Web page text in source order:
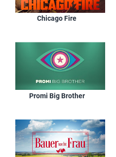
Chicago Fire
Promi Big Brother